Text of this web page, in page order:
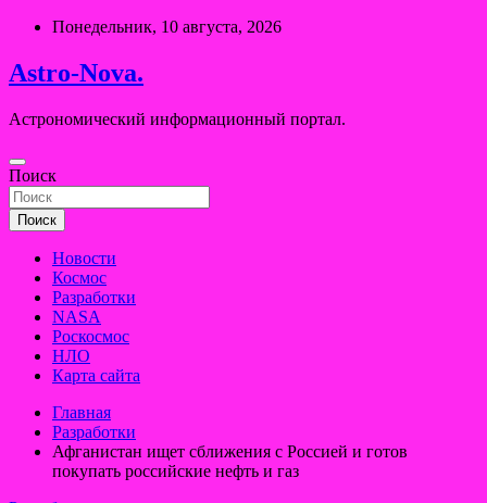
Перейти
содержимому
Понедельник, 10 августа, 2026
Astro-Nova.
Астрономический информационный портал.
Поиск
Поиск
Новости
Космос
Разработки
NASA
Роскосмос
НЛО
Карта сайта
Главная
Разработки
Афганистан ищет сближения с Россией и готов
покупать российские нефть и газ